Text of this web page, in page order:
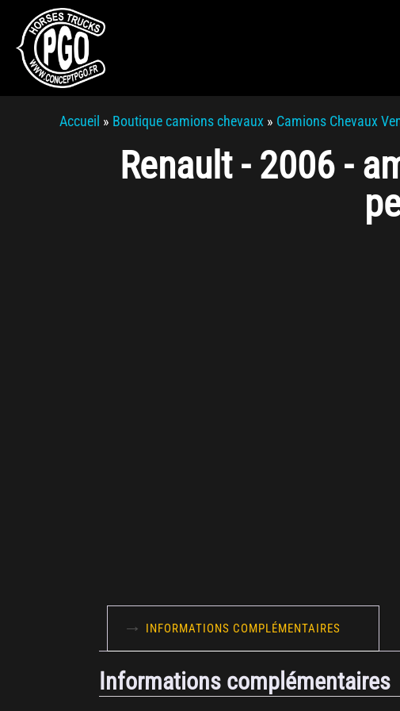
Accueil » Boutique camions chevaux » Camions Chevaux
Renault - 2006 -
INFORMATIONS COMPLÉMENTAIRES
Informations complémentaires